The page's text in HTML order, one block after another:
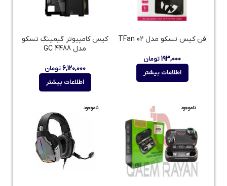
فن کیس تسکو مدل TFan 02
۱۹۳,۰۰۰تومان
اطلاعات بیشتر
کیس کامپیوتر گیمینگ تسکو
مدل GC 4488
۶,۱۲۰,۰۰۰ تومان
اطلاعات بیشتر
ناموجود ناموجود